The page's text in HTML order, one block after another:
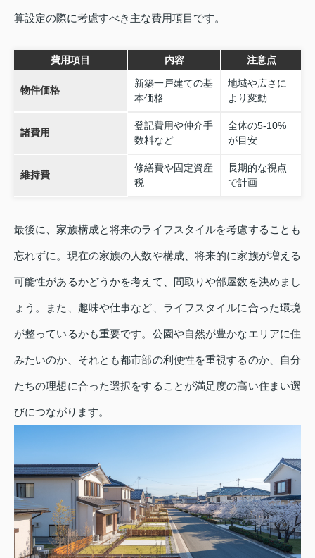
算設定の際に考慮すべき主な費用項目です。
費用項目 内容 注意点
物件価格
新築一戸建ての基
本価格
地域や広さに
より変動
諸費用
登記費用や仲介手
数料など
全体の5-10%
が目安
維持費
修繕費や固定資産
税
長期的な視点
で計画
最後に、家族構成と将来のライフスタイルを考慮することも
忘れずに。現在の家族の人数や構成、将来的に家族が増える
可能性があるかどうかを考えて、間取りや部屋数を決めまし
ょう。また、趣味や仕事など、ライフスタイルに合った環境
が整っているかも重要です。公園や自然が豊かなエリアに住
みたいのか、それとも都市部の利便性を重視するのか、自分
たちの理想に合った選択をすることが満足度の高い住まい選
びにつながります。